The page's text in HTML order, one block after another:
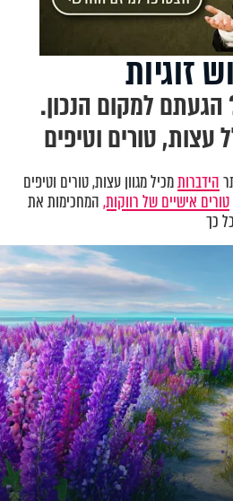
זוגיות
למקום הנכון.
עצות, טורים וטיפים
הידברותמכיל מגוון עצות, טורים וטיפים
טורים אישיים של רווקות,המחכימות את
כך